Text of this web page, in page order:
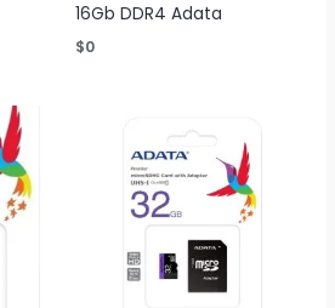
16Gb DDR4 Adata
$0